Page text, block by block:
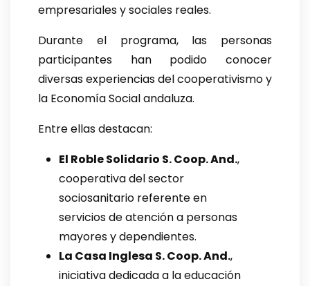
empresariales y sociales reales.
Durante el programa, las personas
participantes han podido conocer
diversas experiencias del cooperativismo y
la Economía Social andaluza.
Entre ellas destacan:
El Roble Solidario S. Coop. And.,
cooperativa del sector
sociosanitario referente en
servicios de atención a personas
mayores y dependientes.
La Casa Inglesa S. Coop. And.,
iniciativa dedicada a la educación